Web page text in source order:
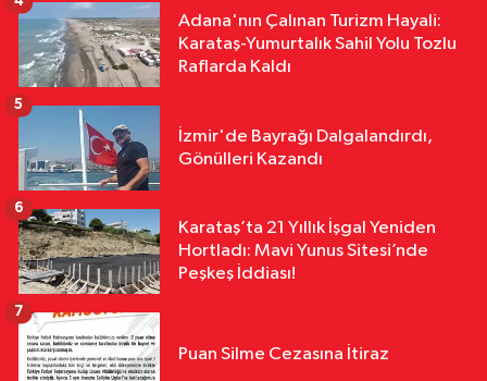
Adana'nın Çalınan Turizm Hayali:
Karataş-Yumurtalık Sahil Yolu Tozlu
Raflarda Kaldı
İzmir'de Bayrağı Dalgalandırdı,
Gönülleri Kazandı
5
Karataş’ta 21 Yıllık İşgal Yeniden
Hortladı: Mavi Yunus Sitesi’nde
Peşkeş İddiası!
6
Puan Silme Cezasına İtiraz
7